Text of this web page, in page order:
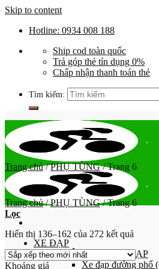
Skip to content
Hotline: 0934 008 188
Ship cod toàn quốc
Trả góp thẻ tín dụng 0%
Chấp nhận thanh toán thẻ
Tìm kiếm:
XE ĐẠP
PHÂN LOẠI XE ĐẠP
Xe đạp đường phố
Trang chủ / PHỤ TÙNG /Trang 6
Trang chủ / PHỤ TÙNG /Trang 6
Lọc
Hiển thị 136–162 của 272 kết quả
Khoảng giá